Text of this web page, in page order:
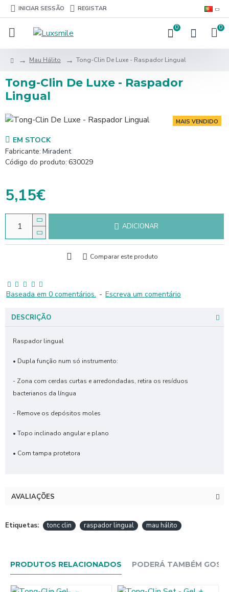
INICIAR SESSÃO REGISTAR
0 0
Mau Hálito Tong-Clin De Luxe - Raspador Lingual
Tong-Clin De Luxe - Raspador
Lingual
MAIS VENDIDO
Baseada em 0 comentários. - Escreva um comentário
5,15€
EM STOCK
Fabricante: Miradent
Código do produto: 630029
ADICIONAR
Comparar este produto
DESCRIÇÃO
Raspador lingual
• Dupla função num só instrumento:
- Zona com cerdas curtas e arredondadas, retira os resíduos
bacterianos da língua
- Remove os depósitos moles
• Topo inclinado angular e plano
• Com tampa protetora
AVALIAÇÕES
Etiquetas: tonc clin raspador lingual mau hálito
PRODUTOS RELACIONADOS PODERÁ TAMBÉM